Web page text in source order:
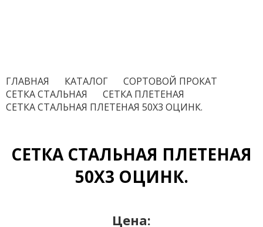
ГЛАВНАЯ КАТАЛОГ СОРТОВОЙ ПРОКАТ
СЕТКА СТАЛЬНАЯ СЕТКА ПЛЕТЕНАЯ
СЕТКА СТАЛЬНАЯ ПЛЕТЕНАЯ 50Х3 ОЦИНК.
СЕТКА СТАЛЬНАЯ ПЛЕТЕНАЯ
50Х3 ОЦИНК.
Цена: